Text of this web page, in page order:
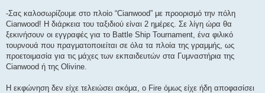
-Σας καλοσωρίζουμε στο πλοίο “Cianwood” με προορισμό την πόλη
Cianwood! Η διάρκεια του ταξιδιού είναι 2 ημέρες. Σε λίγη ώρα θα
ξεκινήσουν οι εγγραφές για το Battle Ship Tournament, ένα φιλικό
τουρνουά που πραγματοποιείται σε όλα τα πλοία της γραμμής, ως
προετοιμασία για τις μάχες των εκπαιδευτών στα Γυμναστήρια της
Cianwood ή της Olivine.
Η εκφώνηση δεν είχε τελειώσει ακόμα, ο Fire όμως είχε ήδη αποφασίσει